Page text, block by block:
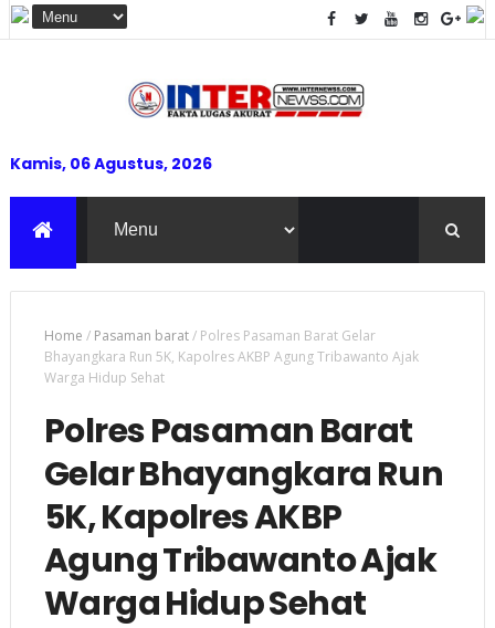
Kamis, 06 Agustus, 2026
Home / Pasaman barat/ Polres Pasaman Barat Gelar
Bhayangkara Run 5K, Kapolres AKBP Agung Tribawanto Ajak
Warga Hidup Sehat
Polres Pasaman Barat
Gelar Bhayangkara Run
5K, Kapolres AKBP
Agung Tribawanto Ajak
Warga Hidup Sehat